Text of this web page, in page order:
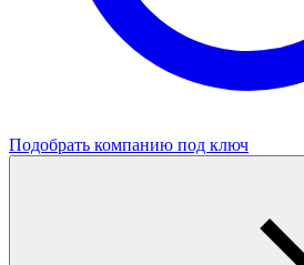
Подобрать компанию под ключ